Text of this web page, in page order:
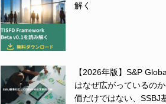
解く
【2026年版】S&P
はなぜ広がっているの
価だけではない、SSBJ